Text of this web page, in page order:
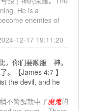
He is a
enemies of
12-17 19:11:20
，你们要顺服 神。
。【James 4:7 】
the devil, and he
不警醒就中了魔鬼的